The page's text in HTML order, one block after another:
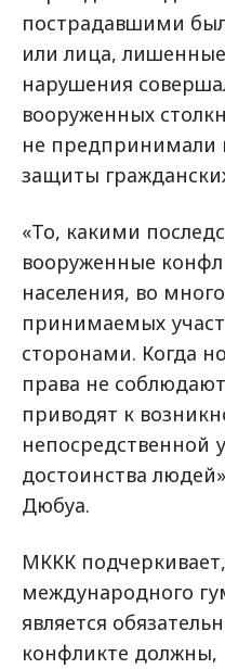
пострадавшими
или лица,
нарушения
вооруженных
не предпринимали
защиты
«То, какими
вооруженные
населения, во
принимаемых
сторонами. Когда
права не
приводят к
непосредственной
достоинства
Дюбуа.
МККК
международного
является
конфликте должны,